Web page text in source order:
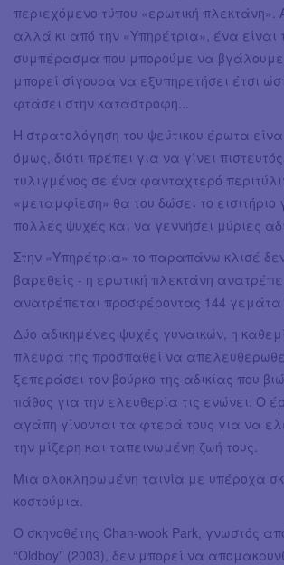
περιεχόμενο τύπου «ερωτική πλεκτάνη».
αλλά κι από την «Υπηρέτρια», ένα είναι
συμπέρασμα που μπορούμε να
μπορεί σίγουρα να εξυπηρετήσει έτσι
φτάσει στην καταστροφή...
Η στρατολόγηση του ψεύτικου έρωτα
όμως, διότι πρέπει για να γίνει
τυλιγμένος σε ένα φανταχτερό
«μεταμφίεση» θα του δώσει το εισιτήριο
πολλές ψυχές και να γεννήσει μύριες
Στην «Υπηρέτρια» το παραπάνω κλισέ
βαρεθείς - η ερωτική πλεκτάνη
ανατρέπεται προσφέροντας 144 γεμάτα
Δύο αδικημένες ψυχές γυναικών, η
πλευρά της προσπαθεί να
ξεπεράσει τον βούρκο της αδικίας που
πάθος για την ελευθερία τις ενώνει. Ο
αγάπη γίνονται τα φτερά τους για να
την μίζερη και ταπεινωμένη ζωή τους.
Μια ολοκληρωμένη ταινία με υπέροχα
κοστούμια.
Ο σκηνοθέτης Chan-wook Park, γνωστός
“Oldboy” (2003), δεν μπορεί να